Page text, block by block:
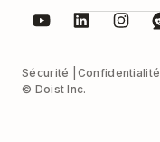
Sécurité Confidentialité
© Doist Inc.